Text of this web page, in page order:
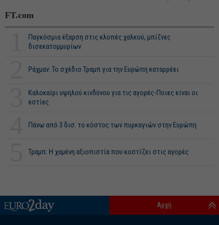
FT.com
Παγκόσμια έξαρση στις κλοπές χαλκού, μπίζνες
δισεκατομμυρίων
Ράχμαν: Το σχέδιο Τραμπ για την Ευρώπη καταρρέει
Καλοκαίρι υψηλού κινδύνου για τις αγορές-Ποιες είναι οι
εστίες
Πάνω από 3 δισ. το κόστος των πυρκαγιών στην Ευρώπη
Τραμπ: Η χαμένη αξιοπιστία που κοστίζει στις αγορές
Αρχή